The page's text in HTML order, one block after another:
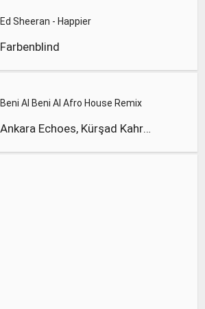
Ed Sheeran - Happier
Farbenblind
Beni Al Beni Al Afro House Remix
Ankara Echoes, Kürşad Kahraman